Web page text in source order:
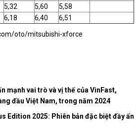
5,32 5,60
5,58
6,18 6,40 6,51
oto/mitsubishi-xforce
mạnh vai trò và vị thế của VinFast,
đầu Việt Nam, trong năm 2024
Edition 2025: Phiên bản đặc biệt đầy ấn